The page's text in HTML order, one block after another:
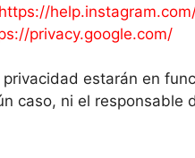
https://
privacy.google.com/
estarán en
caso, ni el